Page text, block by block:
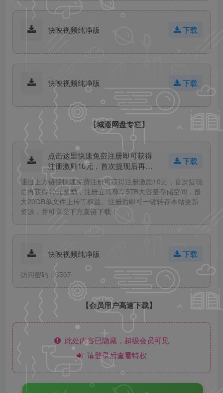
快映视频纯净版 下载
快映视频纯净版 下载
【城通网盘专栏】
点击这里快速免费注册即可获得
注册激励10元，首次提现后再获
得10元奖励！
下载
通过上方链接快速免费注册可获得注册激励10元，首次提现
后再获得10元奖励，注册立马尊享5TB大容量存储空间，最
大20GB单文件上传等权益。注册后即可一键转存本站更新
资源，并可享受下方直链下载！
快映视频纯净版 下载
访问密码：3507
【会员用户高速下载】
此处内容已隐藏，超级会员可见
请登录后查看特权